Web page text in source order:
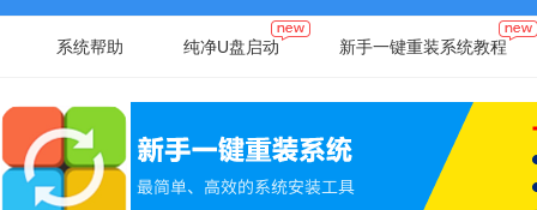
系统帮助 纯净U盘启动 新手一键重装系统教程